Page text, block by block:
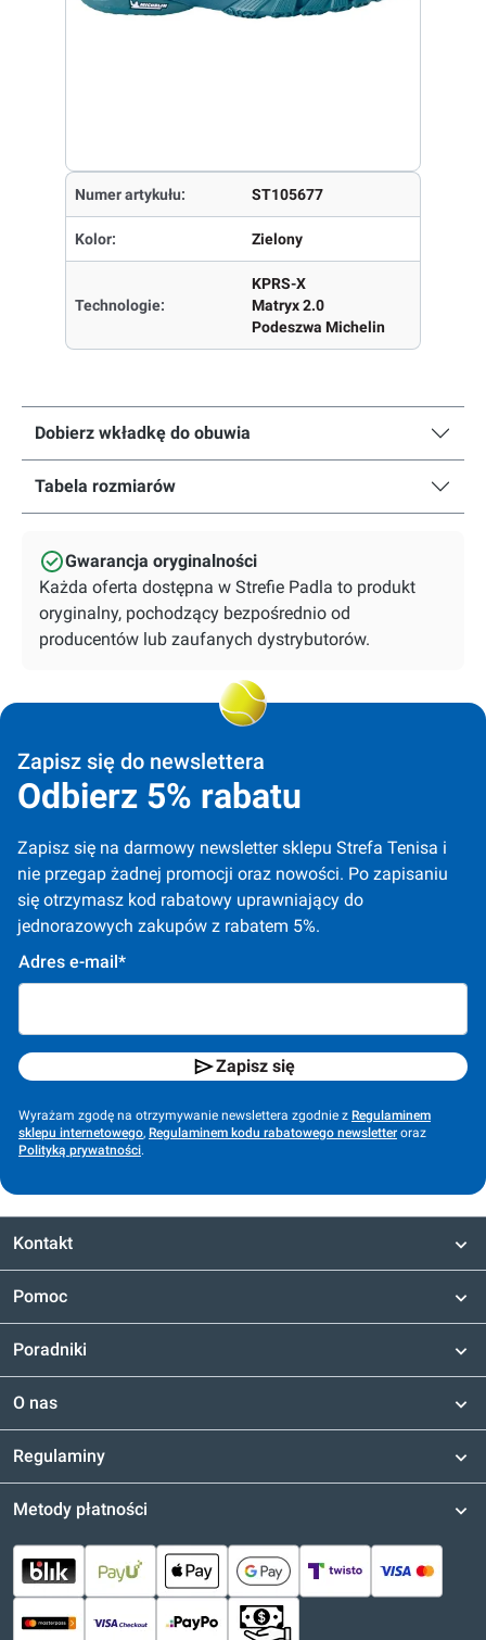
Numer artykułu: ST105677
Kolor: Zielony
Technologie:
KPRS-X
Matryx 2.0
Podeszwa Michelin
Dobierz wkładkę do obuwia
Tabela rozmiarów
Gwarancja oryginalności
Każda oferta dostępna w Strefie Padla to produkt
oryginalny, pochodzący bezpośrednio od
producentów lub zaufanych dystrybutorów.
Zapisz się do newslettera
Odbierz 5% rabatu
Zapisz się na darmowy newsletter sklepu Strefa Tenisa i
nie przegap żadnej promocji oraz nowości. Po zapisaniu
się otrzymasz kod rabatowy uprawniający do
jednorazowych zakupów z rabatem 5%.
Adres e-mail*
Zapisz się
Wyrażam zgodę na otrzymywanie newslettera zgodnie z Regulaminem
sklepu internetowego, Regulaminem kodu rabatowego newsletter oraz
Polityką prywatności.
Kontakt
Pomoc
Poradniki
O nas
Regulaminy
Metody płatności